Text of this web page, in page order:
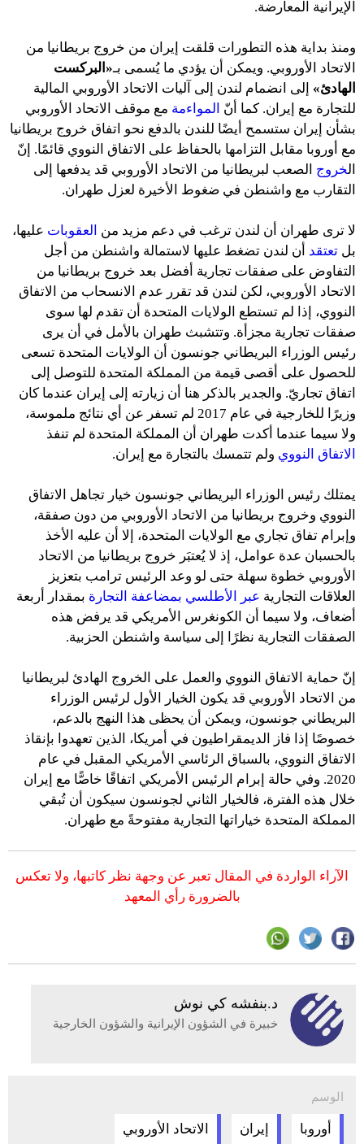
الإيرانية المعارضة.
ومنذ بداية هذه التطورات قلقت إيران من خروج بريطانيا من
الاتحاد الأوروبي. ويمكن أن يؤدي ما يُسمى بـ«البركست
الهادئ» إلى انضمام لندن إلى آليات الاتحاد الأوروبي المالية
للتجارة مع إيران. كما أنّ المواءمة مع موقف الاتحاد الأوروبي
بشأن إيران ستسمح أيضًا للندن بالدفع نحو اتفاق خروج بريطانيا
مع أوروبا مقابل التزامها بالحفاظ على الاتفاق النووي قائمًا. إنّ
الخروج الصعب لبريطانيا من الاتحاد الأوروبي قد يدفعها إلى
التقارب مع واشنطن في ضغوط الأخيرة لعزل طهران.
لا ترى طهران أن لندن ترغب في دعم مزيد من العقوبات عليها،
بل تعتقد أن لندن تضغط عليها لاستمالة واشنطن من أجل
التفاوض على صفقات تجارية أفضل بعد خروج بريطانيا من
الاتحاد الأوروبي، لكن لندن قد تقرر عدم الانسحاب من الاتفاق
النووي، إذا لم تستطع الولايات المتحدة أن تقدم لها سوى
صفقات تجارية مجزأة. وتتشبث طهران بالأمل في أن يرى
رئيس الوزراء البريطاني جونسون أن الولايات المتحدة تسعى
للحصول على أقصى قيمة من المملكة المتحدة للتوصل إلى
اتفاق تجاريّ. والجدير بالذكر هنا أن زيارته إلى إيران عندما كان
وزيرًا للخارجية في عام 2017 لم تسفر عن أي نتائج ملموسة،
ولا سيما عندما أكدت طهران أن المملكة المتحدة لم تنفذ
الاتفاق النووي ولم تتمسك بالتجارة مع إيران.
يمتلك رئيس الوزراء البريطاني جونسون خيار تجاهل الاتفاق
النووي وخروج بريطانيا من الاتحاد الأوروبي من دون صفقة،
وإبرام تفاق تجاري مع الولايات المتحدة، إلا أن عليه الأخذ
بالحسبان عدة عوامل، إذ لا يُعتبَر خروج بريطانيا من الاتحاد
الأوروبي خطوة سهلة حتى لو وعد الرئيس ترامب بتعزيز
العلاقات التجارية عبر الأطلسي بمضاعفة التجارة بمقدار أربعة
أضعاف، ولا سيما أن الكونغرس الأمريكي قد يرفض هذه
الصفقات التجارية نظرًا إلى سياسة واشنطن الحزبية.
إنّ حماية الاتفاق النووي والعمل على الخروج الهادئ لبريطانيا
من الاتحاد الأوروبي قد يكون الخيار الأول لرئيس الوزراء
البريطاني جونسون، ويمكن أن يحظى هذا النهج بالدعم،
خصوصًا إذا فاز الديمقراطيون في أمريكا، الذين تعهدوا بإنقاذ
الاتفاق النووي، بالسباق الرئاسي الأمريكي المقبل في عام
2020. وفي حالة إبرام الرئيس الأمريكي اتفاقًا خاصًّا مع إيران
خلال هذه الفترة، فالخيار الثاني لجونسون سيكون أن تُبقي
المملكة المتحدة خياراتها التجارية مفتوحةً مع طهران.
الآراء الواردة في المقال تعبر عن وجهة نظر كاتبها، ولا تعكس
بالضرورة رأي المعهد
د.بنفشه كي نوش
خبيرة في الشؤون الإيرانية والشؤون الخارجية
الوسم
أوروبا إيران الاتحاد الأوروبي